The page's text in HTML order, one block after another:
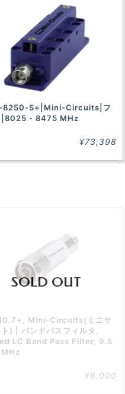
8250-S+|Mini-Circuits|フ
|8025 - 8475 MHz
¥73,398
SOLD OUT
Mini-Circuits(ミニサ
) | バンドパスフィルタ,
LC Band Pass Filter, 9.5
¥6,000